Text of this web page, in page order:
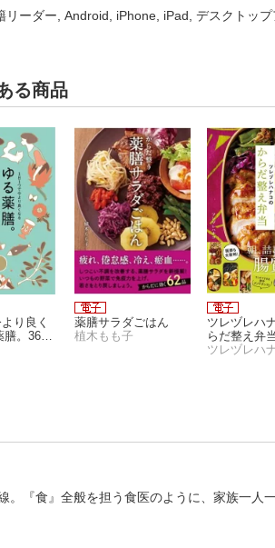
リーダー, Android, iPhone, iPad, デスクトッ
る商品
り良く
。365
薬膳サラダごはん
植木もも子
ツレヅレハ
らだ整え弁当
ツレヅレハ
。『食』全般を担う食医のように、家族一